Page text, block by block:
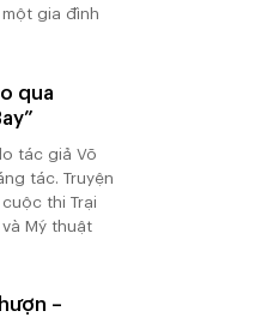
gia đình
qua
tác giả Võ
tác. Truyện
thi Trại
Mỹ thuật
–